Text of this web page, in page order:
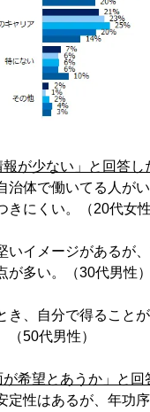
が少ない」と回答し
治体で働いてる人が
きにくい。（20代女性
いイメージがあるが
が多い。（30代男性）
き、自分で得ること
（50代男性）
希望とあうか」と回
定性はあるが、年功